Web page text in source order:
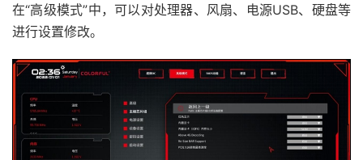
在“高级模式”中，可以对处理器、风扇、电源USB、硬盘等
进行设置修改。